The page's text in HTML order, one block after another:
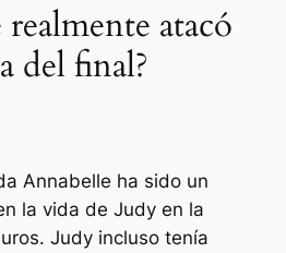
atacó
del final?
Annabelle ha sido un
la vida de Judy en la
Judy incluso tenía